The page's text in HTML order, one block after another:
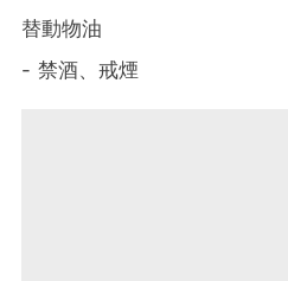
替動物油
- 禁酒、戒煙